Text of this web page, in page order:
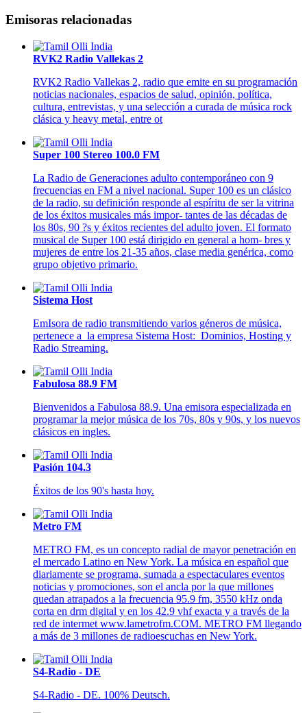
Emisoras relacionadas
RVK2 Radio Vallekas 2
RVK2 Radio Vallekas 2, radio que emite en su programación
noticias nacionales, espacios de salud, opinión, política,
cultura, entrevistas, y una selección a curada de música rock
clásica y heavy metal, entre ot
Super 100 Stereo 100.0 FM
La Radio de Generaciones adulto contemporáneo con 9
frecuencias en FM a nivel nacional. Super 100 es un clásico
de la radio, su definición responde al espíritu de ser la vitrina
de los éxitos musicales más impor- tantes de las décadas de
los 80s, 90 ?s y éxitos recientes del adulto joven. El formato
musical de Super 100 está dirigido en general a hom- bres y
mujeres de entre los 21-35 años, clase media genérica, como
grupo objetivo primario.
Sistema Host
EmIsora de radio transmitiendo varios géneros de música,
pertenece a la empresa Sistema Host: Dominios, Hosting y
Radio Streaming.
Fabulosa 88.9 FM
Bienvenidos a Fabulosa 88.9. Una emisora especializada en
programar la mejor música de los 70s, 80s y 90s, y los nuevos
clásicos en ingles.
Pasión 104.3
Éxitos de los 90's hasta hoy.
Metro FM
METRO FM, es un concepto radial de mayor penetración en
el mercado Latino en New York. La música en español que
diariamente se programa, sumada a espectaculares eventos
noticias y promociones, son el ancla por la que millones
quedan atrapados a la frecuencia 95.9 fm, 3550 kHz onda
corta en drm digital y en los 42.9 vhf exacta y a través de la
red de intermet www.lametrofm.COM. METRO FM llegando
a más de 3 millones de radioescuchas en New York.
S4-Radio - DE
S4-Radio - DE. 100% Deutsch.